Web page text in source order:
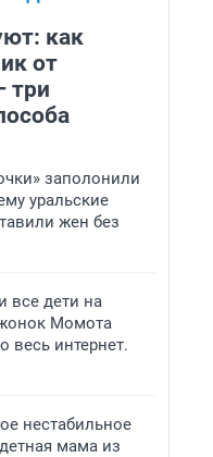
как
от
три
заполонили
уральские
жен без
все дети на
Момота
весь интернет.
нестабильное
мама из